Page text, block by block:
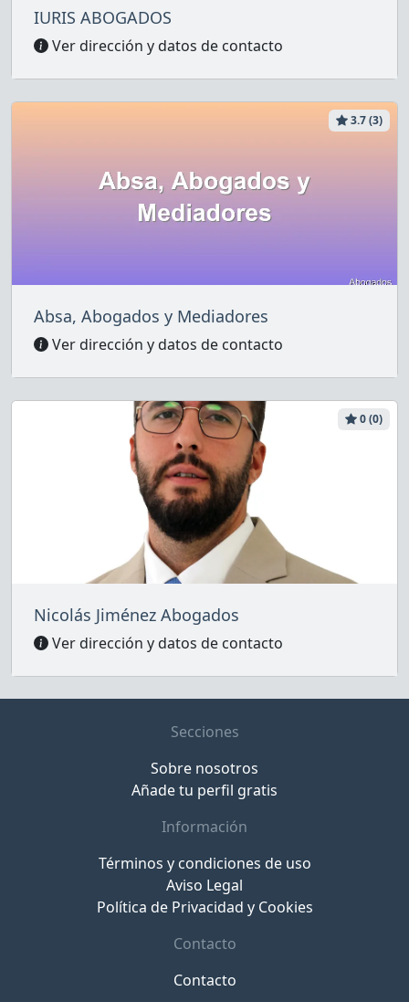
IURIS ABOGADOS
Ver dirección y datos de contacto
3.7 (3)
Absa, Abogados y Mediadores
Ver dirección y datos de contacto
0 (0)
Nicolás Jiménez Abogados
Ver dirección y datos de contacto
Secciones
Sobre nosotros
Añade tu perfil gratis
Información
Términos y condiciones de uso
Aviso Legal
Política de Privacidad y Cookies
Contacto
Contacto